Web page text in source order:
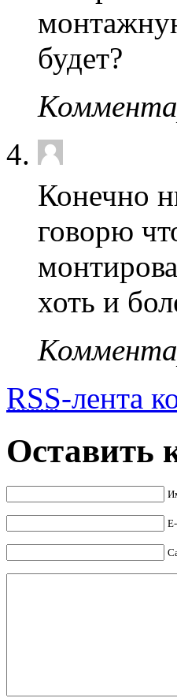
будет?
Конечно
говорю
хоть и
RSS-лента
Оставить